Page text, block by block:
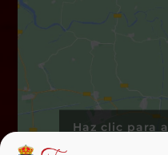
Haz clic para